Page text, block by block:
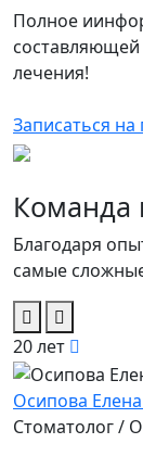
Полное
лечения!
Записаться
Команда
Благодаря
самые
20 лет
Осипова
Стоматолог /